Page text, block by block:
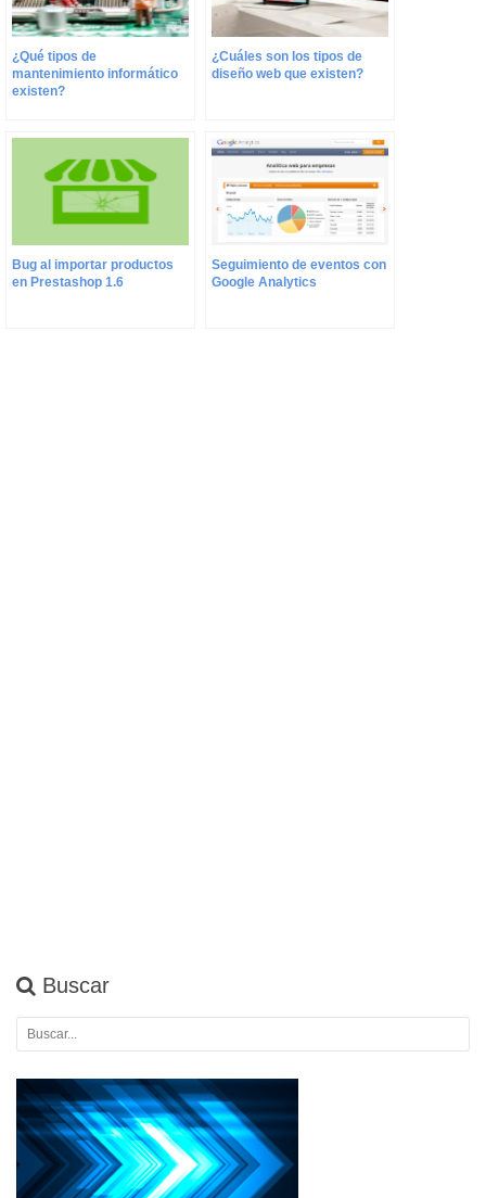
¿Qué tipos de
mantenimiento informático
existen?
¿Cuáles son los tipos de
diseño web que existen?
Bug al importar productos
en Prestashop 1.6
Seguimiento de eventos con
Google Analytics
Buscar